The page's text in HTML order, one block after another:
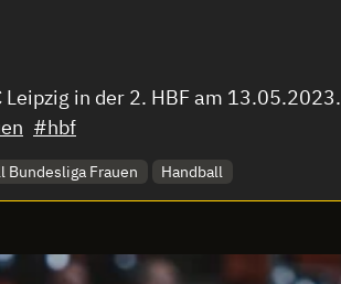
in der 2. HBF am 13.05.2023.
#hbf
Bundesliga Frauen Handball